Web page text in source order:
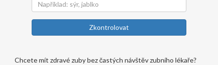
Zkontrolovat
Chcete mít zdravé zuby bez častých návštěv zubního lékaře?